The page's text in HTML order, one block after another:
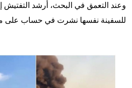
وعند التعمق في البحث، أرشد التفتيش
للسفينة نفسها نشرت في حساب على